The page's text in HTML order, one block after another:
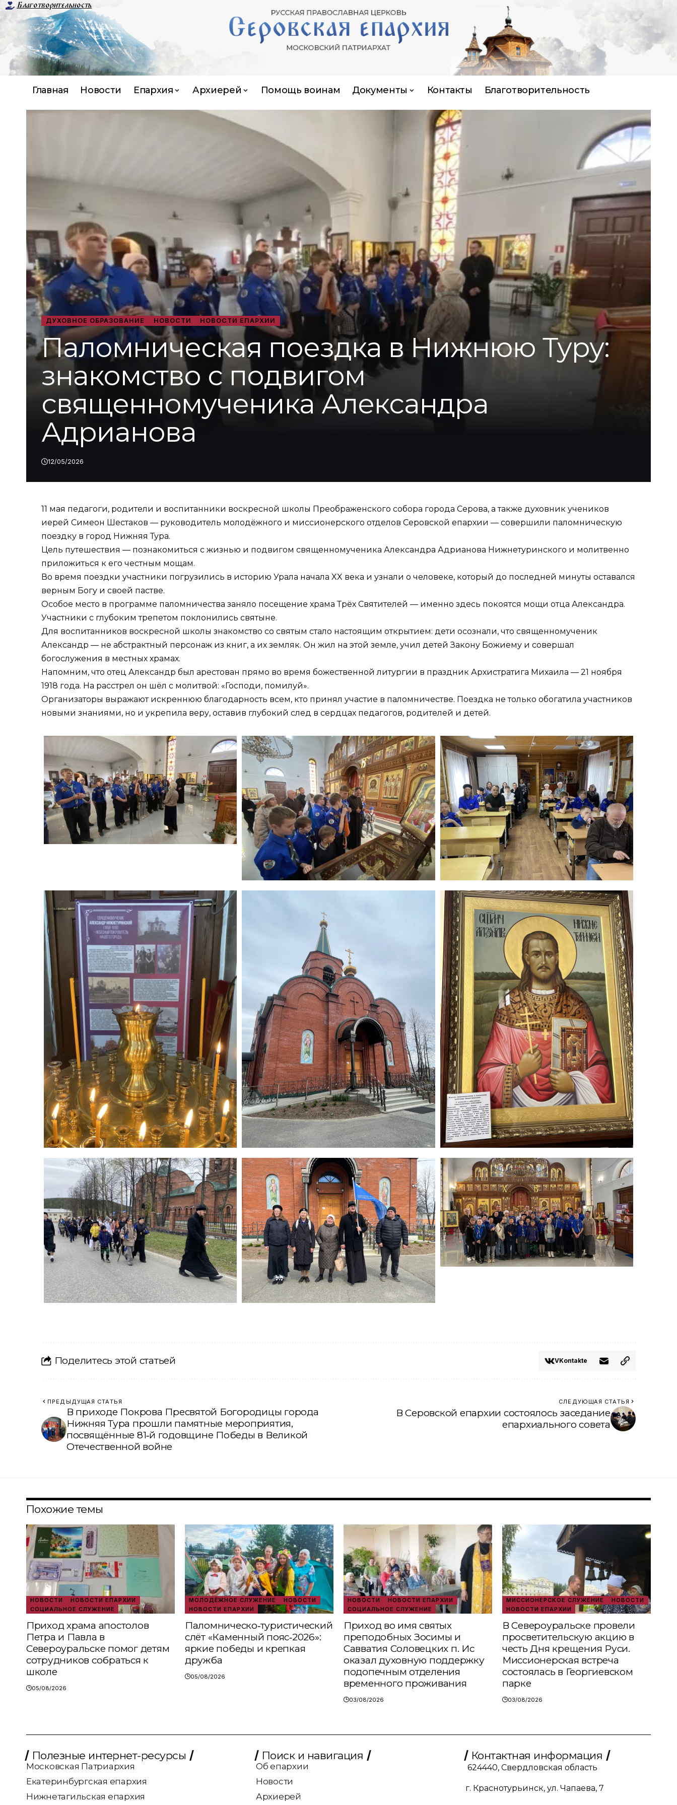
Благотворительность
Главная Новости Епархия Архиерей Помощь воинам Документы Контакты Благотворительность
ДУХОВНОЕ ОБРАЗОВАНИЕ НОВОСТИ НОВОСТИ ЕПАРХИИ
Паломническая поездка в Нижнюю Туру:
знакомство с подвигом
священномученика Александра
Адрианова
12/05/2026
11 мая педагоги, родители и воспитанники воскресной школы Преображенского собора города Серова, а также духовник учеников
иерей Симеон Шестаков — руководитель молодёжного и миссионерского отделов Серовской епархии — совершили паломническую
поездку в город Нижняя Тура.
Цель путешествия — познакомиться с жизнью и подвигом священномученика Александра Адрианова Нижнетуринского и молитвенно
приложиться к его честным мощам.
Во время поездки участники погрузились в историю Урала начала XX века и узнали о человеке, который до последней минуты оставался
верным Богу и своей пастве.
Особое место в программе паломничества заняло посещение храма Трёх Святителей — именно здесь покоятся мощи отца Александра.
Участники с глубоким трепетом поклонились святыне.
Для воспитанников воскресной школы знакомство со святым стало настоящим открытием: дети осознали, что священномученик
Александр — не абстрактный персонаж из книг, а их земляк. Он жил на этой земле, учил детей Закону Божиему и совершал
богослужения в местных храмах.
Напомним, что отец Александр был арестован прямо во время божественной литургии в праздник Архистратига Михаила — 21 ноября
1918 года. На расстрел он шёл с молитвой: «Господи, помилуй».
Организаторы выражают искреннюю благодарность всем, кто принял участие в паломничестве. Поездка не только обогатила участников
новыми знаниями, но и укрепила веру, оставив глубокий след в сердцах педагогов, родителей и детей.
Поделитесь этой статьей VKontakte
ПРЕДЫДУЩАЯ СТАТЬЯ
В приходе Покрова Пресвятой Богородицы города
Нижняя Тура прошли памятные мероприятия,
посвящённые 81‑й годовщине Победы в Великой
Отечественной войне
СЛЕДУЮЩАЯ СТАТЬЯ
В Серовской епархии состоялось заседание
епархиального совета
Похожие темы
НОВОСТИ
НОВОСТИ ЕПАРХИИ
СОЦИАЛЬНОЕ СЛУЖЕНИЕ
Приход храма апостолов
Петра и Павла в
Североуральске помог детям
сотрудников собраться к
школе
05/08/2026
МОЛОДЁЖНОЕ СЛУЖЕНИЕ
НОВОСТИ
НОВОСТИ ЕПАРХИИ
Паломническо‑туристический
слёт «Каменный пояс‑2026»:
яркие победы и крепкая
дружба
05/08/2026
НОВОСТИ
НОВОСТИ ЕПАРХИИ
СОЦИАЛЬНОЕ СЛУЖЕНИЕ
Приход во имя святых
преподобных Зосимы и
Савватия Соловецких п. Ис
оказал духовную поддержку
подопечным отделения
временного проживания
03/08/2026
МИССИОНЕРСКОЕ СЛУЖЕНИЕ
НОВОСТИ
НОВОСТИ ЕПАРХИИ
В Североуральске провели
просветительскую акцию в
честь Дня крещения Руси.
Миссионерская встреча
состоялась в Георгиевском
парке
03/08/2026
Полезные интернет-ресурсы
Московская Патриархия
Екатеринбургская епархия
Нижнетагильская епархия
Поиск и навигация
Об епархии
Новости
Архиерей
Контактная информация
624440, Свердловская область
г. Краснотурьинск, ул. Чапаева, 7